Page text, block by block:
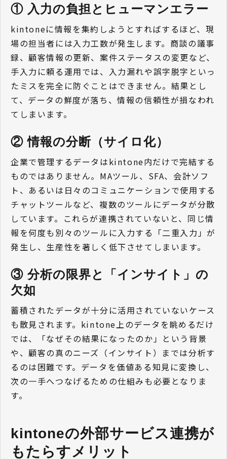
① 入力の負担とヒューマンエラー
kintoneに情報を集約しようとすればするほど、現
場の担当者には入力工数が発生します。商談の議事
録、顧客情報の更新、案件ステータスの変更など、
手入力に頼る運用では、入力漏れや誤字脱字といっ
たミスを完全に防ぐことはできません。結果とし
て、データの鮮度が落ち、情報の信頼性が損なわれ
てしまいます。
② 情報の分断（サイロ化）
企業で管理するデータはkintone内だけで完結する
ものではありません。MAツール、SFA、会計ソフ
ト、あるいは日々のコミュニケーションで使用する
チャットツールなど、複数のツールにデータが分散
しています。これらが連携されていないと、同じ情
報を何度も別々のツールに入力する「二重入力」が
発生し、生産性を著しく低下させてしまいます。
③ 分析の限界と「インサイト」の
欠如
蓄積されたデータが十分に活用されていないケース
も散見されます。kintone上のデータを眺めるだけ
では、「なぜその結果になったのか」という背景
や、顧客の真のニーズ（インサイト）までは分析す
るのは困難です。データを価値ある知見に変換し、
次の一手へつなげるための仕組みも必要となりま
す。
kintoneの外部サービス連携が
もたらすメリット